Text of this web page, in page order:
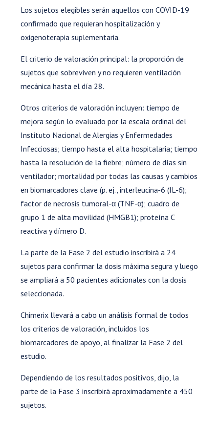
Los sujetos elegibles serán aquellos con COVID-19
confirmado que requieran hospitalización y
oxigenoterapia suplementaria.
El criterio de valoración principal: la proporción de
sujetos que sobreviven y no requieren ventilación
mecánica hasta el día 28.
Otros criterios de valoración incluyen: tiempo de
mejora según lo evaluado por la escala ordinal del
Instituto Nacional de Alergias y Enfermedades
Infecciosas; tiempo hasta el alta hospitalaria; tiempo
hasta la resolución de la fiebre; número de días sin
ventilador; mortalidad por todas las causas y cambios
en biomarcadores clave (p. ej., interleucina-6 (IL-6);
factor de necrosis tumoral-α (TNF-α); cuadro de
grupo 1 de alta movilidad (HMGB1); proteína C
reactiva y dímero D.
La parte de la Fase 2 del estudio inscribirá a 24
sujetos para confirmar la dosis máxima segura y luego
se ampliará a 50 pacientes adicionales con la dosis
seleccionada.
Chimerix llevará a cabo un análisis formal de todos
los criterios de valoración, incluidos los
biomarcadores de apoyo, al finalizar la Fase 2 del
estudio.
Dependiendo de los resultados positivos, dijo, la
parte de la Fase 3 inscribirá aproximadamente a 450
sujetos.